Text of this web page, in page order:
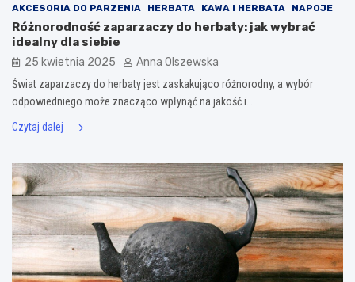
AKCESORIA DO PARZENIA HERBATA KAWA I HERBATA NAPOJE
Różnorodność zaparzaczy do herbaty: jak wybrać
idealny dla siebie
25 kwietnia 2025 Anna Olszewska
Świat zaparzaczy do herbaty jest zaskakująco różnorodny, a wybór
odpowiedniego może znacząco wpłynąć na jakość i…
Czytaj dalej